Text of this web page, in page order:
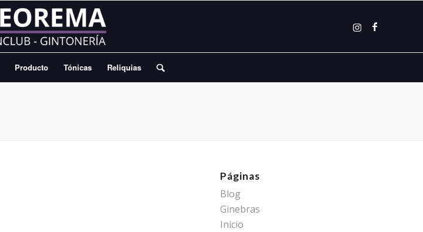
Producto Tónicas Reliquias
Páginas
Blog
Ginebras
Inicio